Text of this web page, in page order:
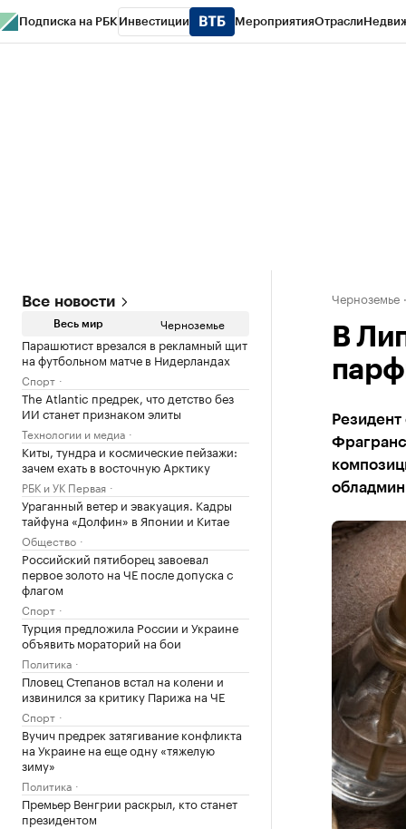
Подписка на РБК Инвестиции МероприятияОтрасли
Все новости
Весь мир Черноземье
Парашютист врезался в рекламный щит
на футбольном матче в Нидерландах
Спорт
The Atlantic предрек, что детство без
ИИ станет признаком элиты
Технологии и медиа
Киты, тундра и космические пейзажи:
зачем ехать в восточную Арктику
РБК и УК Первая
Ураганный ветер и эвакуация. Кадры
тайфуна «Долфин» в Японии и Китае
Общество
Российский пятиборец завоевал
первое золото на ЧЕ после допуска с
флагом
Спорт
Турция предложила России и Украине
объявить мораторий на бои
Политика
Пловец Степанов встал на колени и
извинился за критику Парижа на ЧЕ
Спорт
Вучич предрек затягивание конфликта
на Украине на еще одну «тяжелую
зиму»
Политика
Премьер Венгрии раскрыл, кто станет
президентом
Черноземье
В